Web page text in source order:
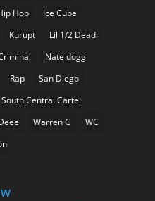
Hop
Ice Cube
Kurupt
Lil 1/2 Dead
Nate dogg
Rap
San Diego
South Central Cartel
Warren G
WC